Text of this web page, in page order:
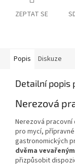
ZEPTAT SE
Popis Diskuze
Detailní popis
Nerezová
Nerezová pracovní
pro mycí,
gastronomických
dvěma
přizpůsobit